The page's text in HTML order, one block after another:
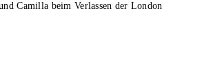
Camilla beim Verlassen der London